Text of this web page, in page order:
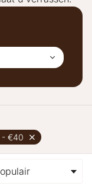
- €40